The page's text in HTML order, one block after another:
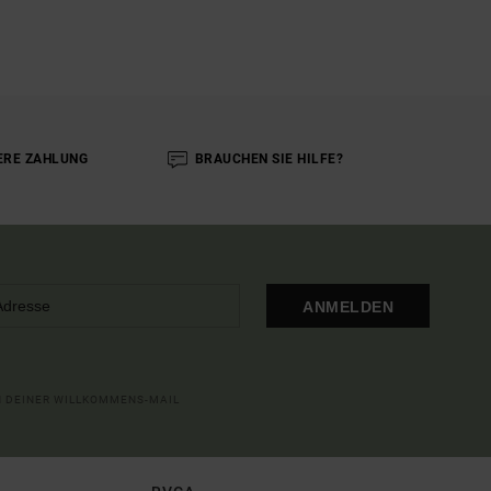
ZAHLUNG BRAUCHEN SIE HILFE?
ANMELDEN